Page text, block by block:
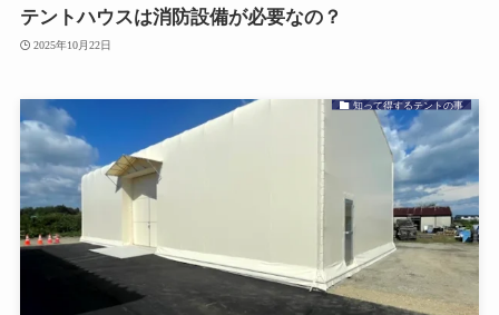
テントハウスは消防設備が必要なの？
2025年10月22日
知って得するテントの事